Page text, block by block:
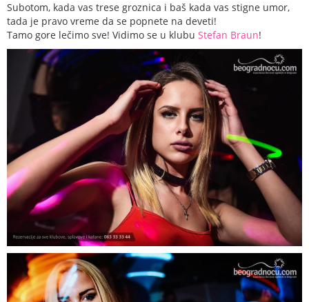
Subotom, kada vas trese groznica i baš kada vas stigne umor,
tada je pravo vreme da se popnete na deveti!
Tamo gore lečimo sve! Vidimo se u klubu Stefan Braun!